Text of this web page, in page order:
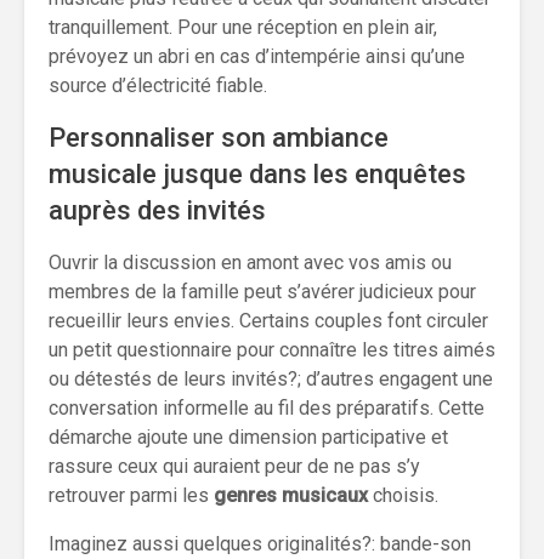
tranquillement. Pour une réception en plein air,
prévoyez un abri en cas d’intempérie ainsi qu’une
source d’électricité fiable.
Personnaliser son ambiance
musicale jusque dans les enquêtes
auprès des invités
Ouvrir la discussion en amont avec vos amis ou
membres de la famille peut s’avérer judicieux pour
recueillir leurs envies. Certains couples font circuler
un petit questionnaire pour connaître les titres aimés
ou détestés de leurs invités?; d’autres engagent une
conversation informelle au fil des préparatifs. Cette
démarche ajoute une dimension participative et
rassure ceux qui auraient peur de ne pas s’y
retrouver parmi les genres musicauxchoisis.
Imaginez aussi quelques originalités?: bande-son